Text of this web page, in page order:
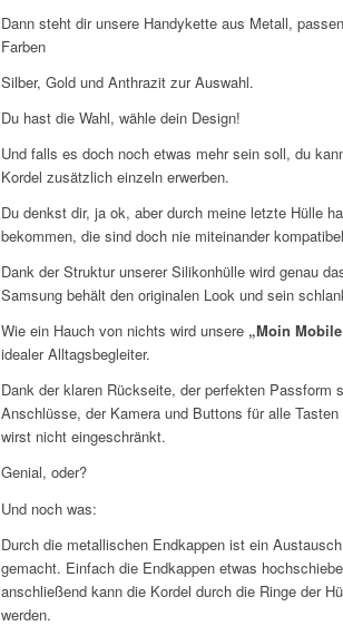
Dann steht dir unsere Handykette aus Metall,
Farben
Silber, Gold und Anthrazit zur Auswahl.
Du hast die Wahl, wähle dein Design!
Und falls es doch noch etwas mehr sein soll, du
Kordel zusätzlich einzeln erwerben.
Du denkst dir, ja ok, aber durch meine letzte Hülle
bekommen, die sind doch nie miteinander
Dank der Struktur unserer Silikonhülle wird genau
Samsung behält den originalen Look und sein
Wie ein Hauch von nichts wird unsere „Moin
idealer Alltagsbegleiter.
Dank der klaren Rückseite, der perfekten Passform
Anschlüsse, der Kamera und Buttons für alle
wirst nicht eingeschränkt.
Genial, oder?
Und noch was:
Durch die metallischen Endkappen ist ein
gemacht. Einfach die Endkappen etwas
anschließend kann die Kordel durch die Ringe der
werden.